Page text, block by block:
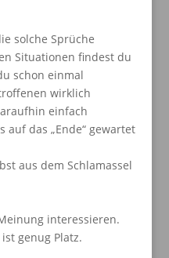
solche Sprüche
Situationen findest du
schon einmal
wirklich
einfach
das „Ende“ gewartet
aus dem Schlamassel
interessieren.
genug Platz.